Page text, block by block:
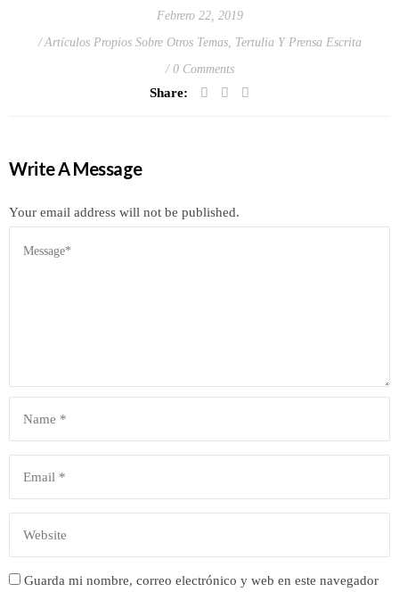
Febrero 22, 2019
Artículos Propios Sobre Otros Temas, Tertulia Y Prensa Escrita
0 Comments
Share:
Write A Message
Your email address will not be published.
Guarda mi nombre, correo electrónico y web en este navegador